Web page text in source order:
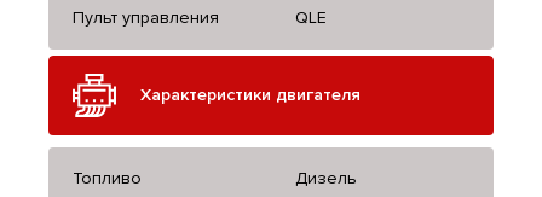
Пульт управления QLE
Характеристики двигателя
Топливо Дизель